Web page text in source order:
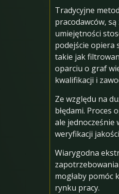
Tradycyjne
pracodawców,
umiejętności
podejście opiera
takie jak
oparciu o graf
kwalifikacji i
Ze względu na
błędami.
ale jednocześnie
weryfikacji
Wiarygodna
mogłaby pomóc
rynku pracy.